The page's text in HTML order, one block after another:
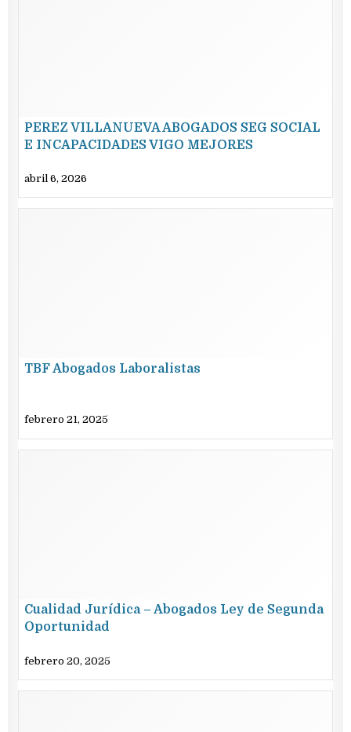
PEREZ VILLANUEVA ABOGADOS SEG SOCIAL
E INCAPACIDADES VIGO MEJORES
abril 6, 2026
TBF Abogados Laboralistas
febrero 21, 2025
Cualidad Jurídica – Abogados Ley de Segunda
Oportunidad
febrero 20, 2025